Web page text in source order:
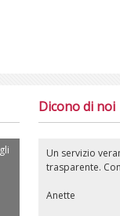
Dicono di noi
Un servizio
trasparente.
Anette